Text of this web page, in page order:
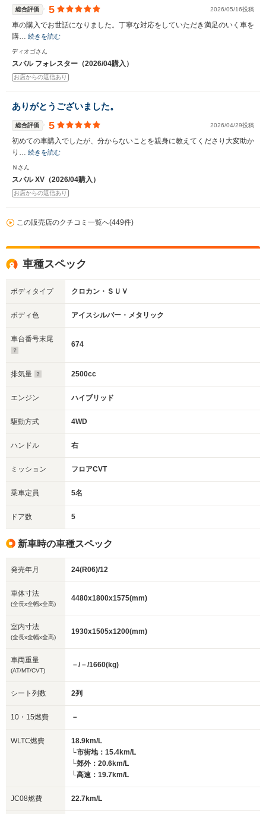
総合評価 5 2026/05/16投稿
車の購入でお世話になりました。丁寧な対応をしていただき満足のいく車を
購… 続きを読む
ディオゴさん
スバル フォレスター（2026/04購入）
お店からの返信あり
ありがとうございました。
総合評価 5 2026/04/29投稿
初めての車購入でしたが、分からないことを親身に教えてくださり大変助か
り… 続きを読む
Ｎさん
スバル XV（2026/04購入）
お店からの返信あり
この販売店のクチコミ一覧へ(449件)
車種スペック
ボディタイプ クロカン・ＳＵＶ
ボディ色 アイスシルバー・メタリック
車台番号末尾
674
排気量 2500cc
エンジン ハイブリッド
駆動方式 4WD
ハンドル 右
ミッション フロアCVT
乗車定員 5名
ドア数 5
新車時の車種スペック
発売年月 24(R06)/12
車体寸法
(全長x全幅x全高)
4480x1800x1575(mm)
室内寸法
(全長x全幅x全高)
1930x1505x1200(mm)
車両重量
(AT/MT/CVT)
－/－/1660(kg)
シート列数 2列
10・15燃費 －
WLTC燃費
18.9km/L
└市街地：15.4km/L
└郊外：20.6km/L
└高速：19.7km/L
JC08燃費 22.7km/L